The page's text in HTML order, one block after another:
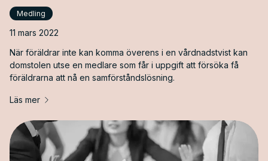
Medling
11 mars 2022
När föräldrar inte kan komma överens i en vårdnadstvist kan
domstolen utse en medlare som får i uppgift att försöka få
föräldrarna att nå en samförståndslösning.
Läs mer